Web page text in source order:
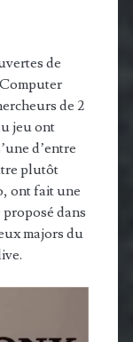
de
de 2
jeu ont
d’entre
plutôt
ont fait une
dans
majors du